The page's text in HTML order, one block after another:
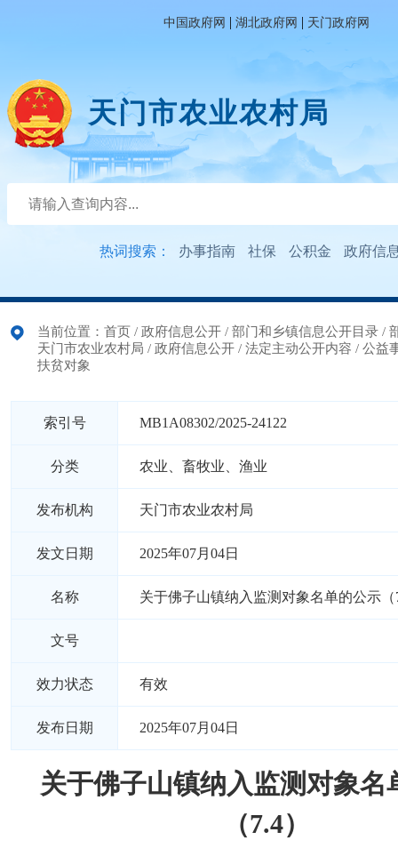
中国政府网 | 湖北政府网 | 天门政府网
天门市农业农村局
热词搜索： 办事指南 社保 公积金 政府信
当前位置： 首页 / 政府信息公开 / 部门和乡镇信息公开目录 /
天门市农业农村局 / 政府信息公开 / 法定主动公开内容 / 公益
扶贫对象
索引号 MB1A08302/2025-24122
分类 农业、畜牧业、渔业
发布机构 天门市农业农村局
发文日期 2025年07月04日
名称 关于佛子山镇纳入监测对象名单的公示（
文号
效力状态 有效
发布日期 2025年07月04日
关于佛子山镇纳入监测对象名
（7.4）